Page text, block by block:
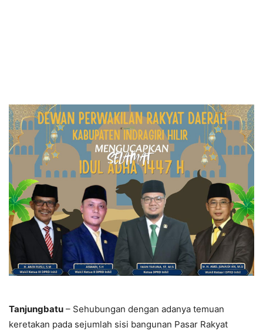
Tanjungbatu – Sehubungan dengan adanya temuan
keretakan pada sejumlah sisi bangunan Pasar Rakyat